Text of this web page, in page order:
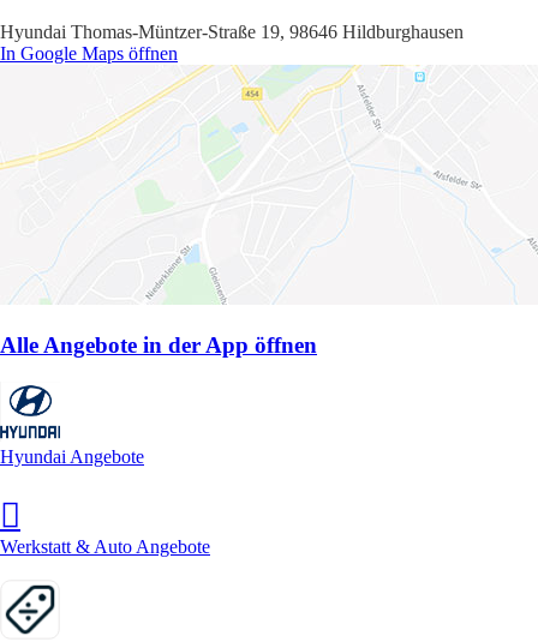
Hyundai Thomas-Müntzer-Straße 19, 98646 Hildburghausen
In Google Maps öffnen
Alle Angebote in der App öffnen
Hyundai Angebote
Werkstatt & Auto Angebote